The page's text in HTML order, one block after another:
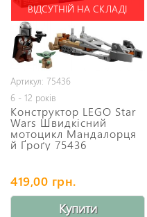
ВІДСУТНІЙ НА СКЛАДІ
Артикул: 75436
6 - 12 років
Конструктор LEGO Star
Wars Швидкісний
мотоцикл Мандалорця
й Ґроґу 75436
419,00 грн.
Купити